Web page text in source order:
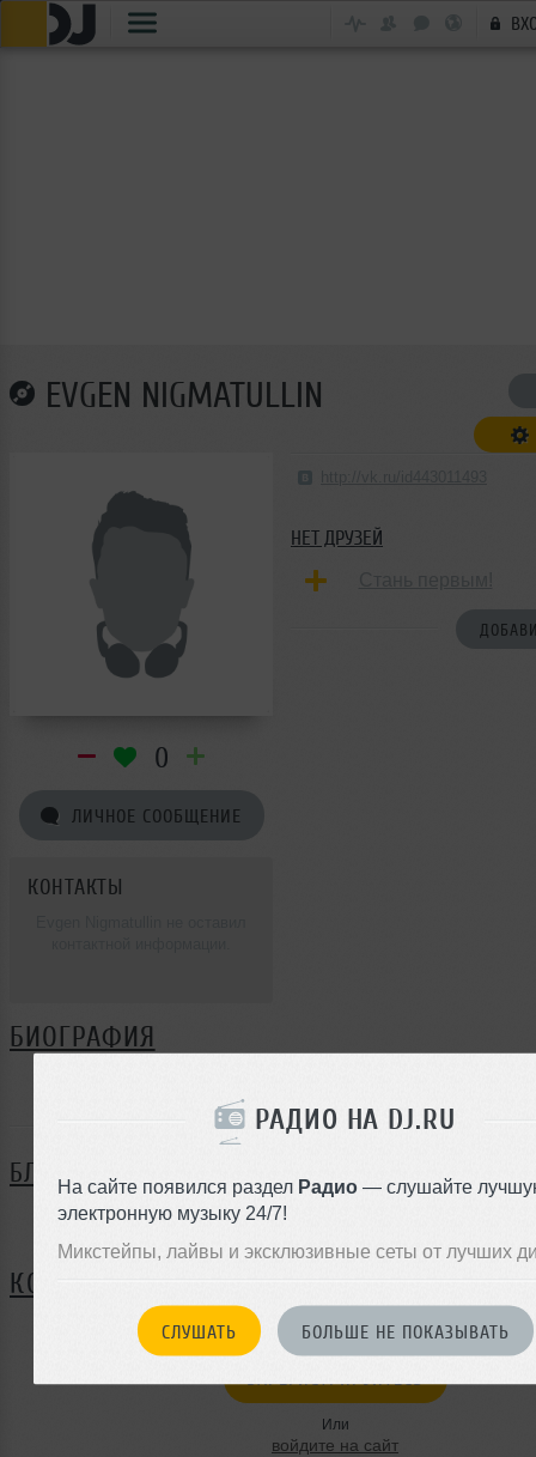
РАДИО НА DJ.RU
На сайте появился раздел Радио — слушайте
электронную музыку 24/7!
Микстейпы, лайвы и эксклюзивные сеты от лучших
СЛУШАТЬ БОЛЬШЕ НЕ ПОКАЗЫВАТЬ
EVGEN NIGMATULLIN
0
ЛИЧНОЕ СООБЩЕНИЕ
КОНТАКТЫ
НЕТ ДРУЗЕЙ
БИОГРАФИЯ
БЛОГ
КОММЕНТАРИИ
ЗАРЕГИСТРИРУЙТЕСЬ
Или
войдите на сайт